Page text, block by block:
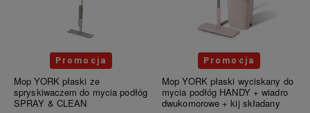
Promocja
Mop YORK płaski ze
spryskiwaczem do mycia podłóg
SPRAY & CLEAN
Promocja
Mop YORK płaski wyciskany do
mycia podłóg HANDY + wiadro
dwukomorowe + kij składany